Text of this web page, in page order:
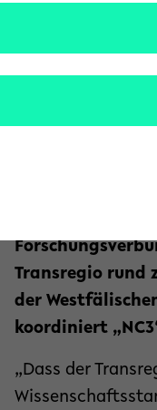
Lebewesen
Transregio rund
der
koordiniert
„Dass der